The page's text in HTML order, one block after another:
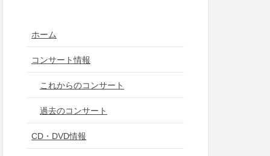
ホーム
コンサート情報
これからのコンサート
過去のコンサート
CD・DVD情報